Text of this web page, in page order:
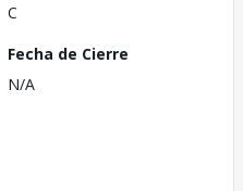
C
Fecha de Cierre
N/A